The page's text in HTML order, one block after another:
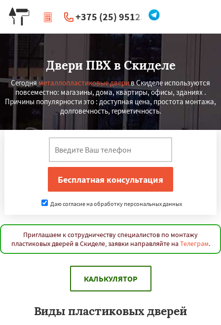
+375 (25) 951234
| Перезвоните мне
Двери ПВХ в Скиделе
Сегодня металлопластиковые дверив Скиделе используются
повсеместно: магазины, дома, квартиры, офисы, зданиях .
Причины популярности это : доступная цена, простота монтажа,
долговечность, герметичность.
Даю согласие на обработку персональных данных
Приглашаем к сотрудничеству специалистов по монтажу
пластиковых дверей в Скиделе, заявки направляйте на Телеграм.
КАЛЬКУЛЯТОР
Виды пластиковых дверей